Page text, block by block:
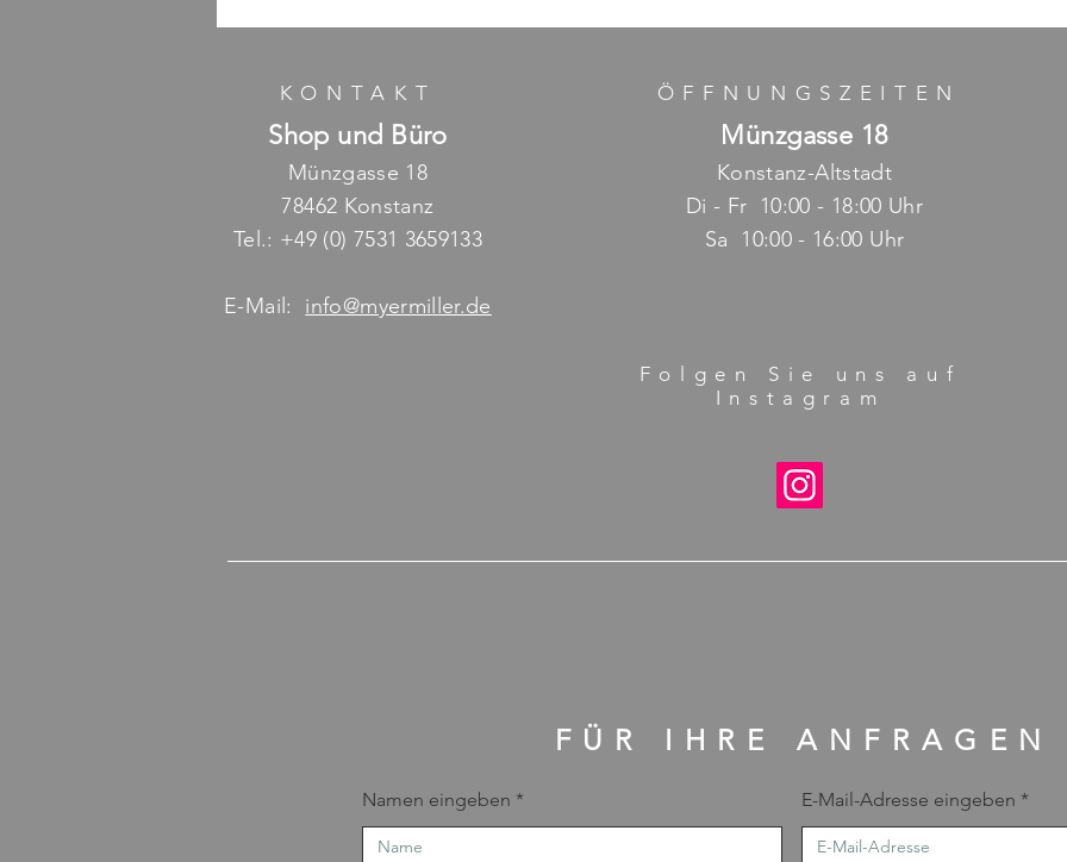
KONTAKT
Shop und Büro
Münzgasse 18
78462 Konstanz
Tel.: +49 (0) 7531 3659133
E-Mail: info@myermiller.de
ÖFFNUNGSZEITE N
Münzgasse 18
Konstanz-Altstadt
Di - Fr 10:00 - 18:00 Uhr
Sa 10:00 - 16:00 Uhr
Folgen Sie uns auf
Instagram
FÜR IHRE ANFRAGEN
Namen eingeben E-Mail-Adresse eingeben